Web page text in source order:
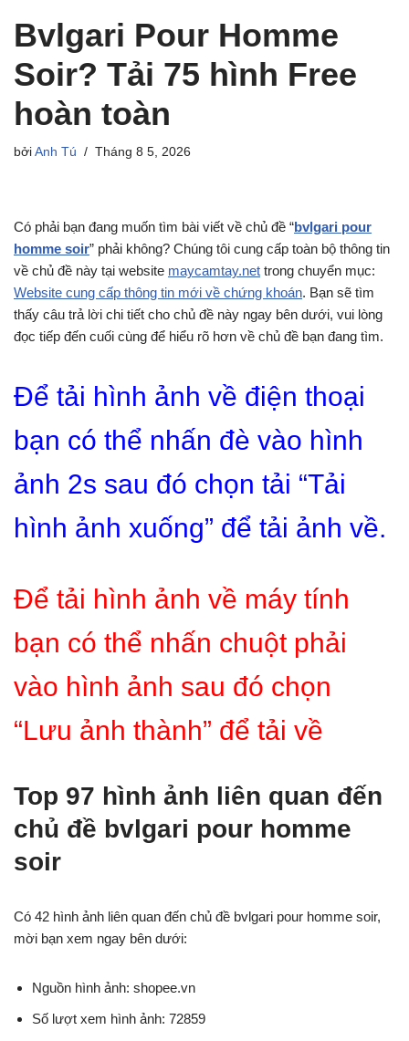
Bvlgari Pour Homme
Soir? Tải 75 hình Free
hoàn toàn
bởi Anh Tú Tháng 8 5, 2026
Có phải bạn đang muốn tìm bài viết về chủ đề “bvlgari pour
homme soir” phải không? Chúng tôi cung cấp toàn bộ thông tin
về chủ đề này tại website maycamtay.net trong chuyển mục:
Website cung cấp thông tin mới về chứng khoán. Bạn sẽ tìm
thấy câu trả lời chi tiết cho chủ đề này ngay bên dưới, vui lòng
đọc tiếp đến cuối cùng để hiểu rõ hơn về chủ đề bạn đang tìm.
Để tải hình ảnh về điện thoại
bạn có thể nhấn đè vào hình
ảnh 2s sau đó chọn tải “Tải
hình ảnh xuống” để tải ảnh về.
Để tải hình ảnh về máy tính
bạn có thể nhấn chuột phải
vào hình ảnh sau đó chọn
“Lưu ảnh thành” để tải về
Top 97 hình ảnh liên quan đến
chủ đề bvlgari pour homme
soir
Có 42 hình ảnh liên quan đến chủ đề bvlgari pour homme soir,
mời bạn xem ngay bên dưới:
Nguồn hình ảnh: shopee.vn
Số lượt xem hình ảnh: 72859